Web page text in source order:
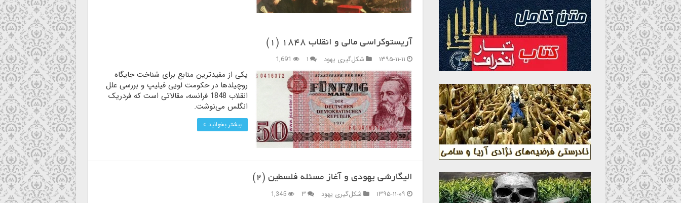
آریستوکراسی مالی و انقلاب ۱۸۴۸ (۱)
۱۳۹۵-۱۱-۱۱
شکل‌گیری یهود ۱ 1,691
یکی از مفیدترین منابع برای شناخت جایگاه
روچیلدها در حکومت لویی فیلیپ و بررسی علل
انقلاب 1848 فرانسه، مقالاتی است که فردریک
انگلس می‌نوشت.
بیشتر بخوانید »
الیگارشی یهودی و آغاز مسئله فلسطین (۲)
۱۳۹۵-۱۱-۰۹
شکل‌گیری یهود ۳ 1,345